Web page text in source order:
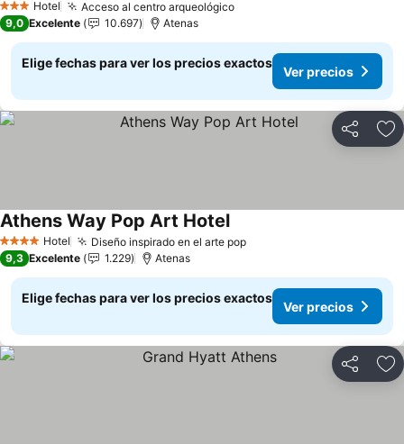
3 Estrellas
Hotel Acceso al centro arqueológicoVer precios
9,0 Excelente 10.697 Atenas
Elige fechas para ver los precios exactos
Ver precios
Compartir
4 EstrellasHotel Diseño inspirado en el arte popVer precios
Athens Way Pop Art HotelVer precios
9,3 Excelente 1.229 Atenas
Elige fechas para ver los precios exactos
Ver precios
Compartir